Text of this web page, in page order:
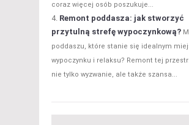
coraz więcej osób poszukuje...
Remont poddasza: jak stworzyć
przytulną strefę wypoczynkową?
poddaszu, które stanie się idealnym
wypoczynku i relaksu? Remont tej
nie tylko wyzwanie, ale także szansa...